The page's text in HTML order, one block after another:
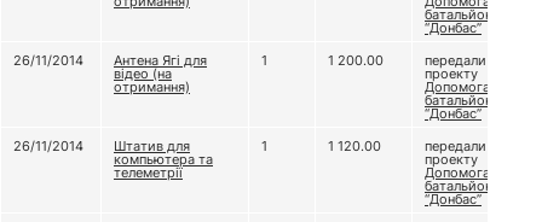
батальйону
“Донбас”
26/11/2014
Антена Ягі для
відео (на
отримання)
1 1 200.00 передали
проекту
Допомога
батальйону
“Донбас”
26/11/2014
Штатив для
компьютера та
телеметрії
1 1 120.00 передали
проекту
Допомога
батальйону
“Донбас”